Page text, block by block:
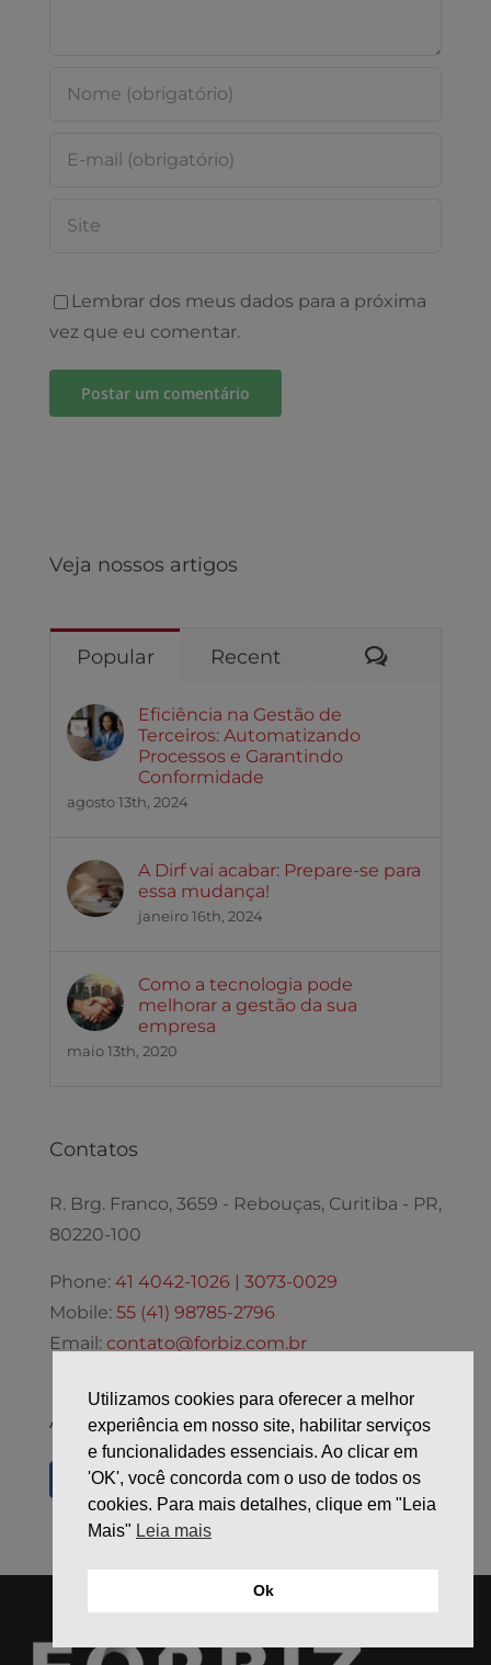
Lembrar dos meus dados para a próxima
vez que eu comentar.
Veja nossos artigos
Popular Recent
Eficiência na Gestão de
Terceiros: Automatizando
Processos e Garantindo
Conformidade
agosto 13th, 2024
A Dirf vai acabar: Prepare-se para
essa mudança!
janeiro 16th, 2024
Como a tecnologia pode
melhorar a gestão da sua
empresa
maio 13th, 2020
Contatos
R. Brg. Franco, 3659 - Rebouças, Curitiba - PR,
80220-100
Phone: 41 4042-1026 | 3073-0029
Mobile: 55 (41) 98785-2796
Email: contato@forbiz.com.br
Acompanhe-nos nas Redes Sociais
Utilizamos cookies para oferecer a melhor
experiência em nosso site, habilitar serviços
e funcionalidades essenciais. Ao clicar em
'OK', você concorda com o uso de todos os
cookies. Para mais detalhes, clique em "Leia
Mais" Leia mais
Ok